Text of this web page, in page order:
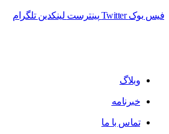
فیس بوک Twitter پینترست لینکدین تلگرام
وبلاگ
خبرنامه
تماس با ما